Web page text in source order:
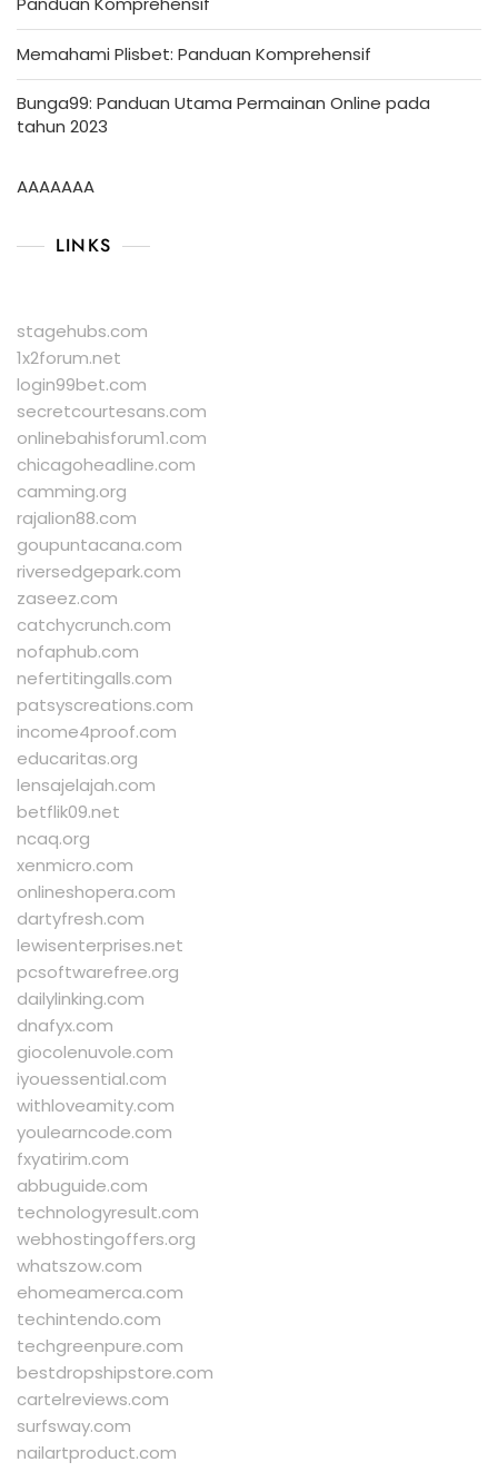
Memahami Plisbet: Panduan Komprehensif
Bunga99: Panduan Utama Permainan Online pada
tahun 2023
AAAAAAA
LINKS
stagehubs.com
1x2forum.net
login99bet.com
secretcourtesans.com
onlinebahisforum1.com
chicagoheadline.com
camming.org
rajalion88.com
goupuntacana.com
riversedgepark.com
zaseez.com
catchycrunch.com
nofaphub.com
nefertitingalls.com
patsyscreations.com
income4proof.com
educaritas.org
lensajelajah.com
betflik09.net
ncaq.org
xenmicro.com
onlineshopera.com
dartyfresh.com
lewisenterprises.net
pcsoftwarefree.org
dailylinking.com
dnafyx.com
giocolenuvole.com
iyouessential.com
withloveamity.com
youlearncode.com
fxyatirim.com
abbuguide.com
technologyresult.com
webhostingoffers.org
whatszow.com
ehomeamerca.com
techintendo.com
techgreenpure.com
bestdropshipstore.com
cartelreviews.com
surfsway.com
nailartproduct.com